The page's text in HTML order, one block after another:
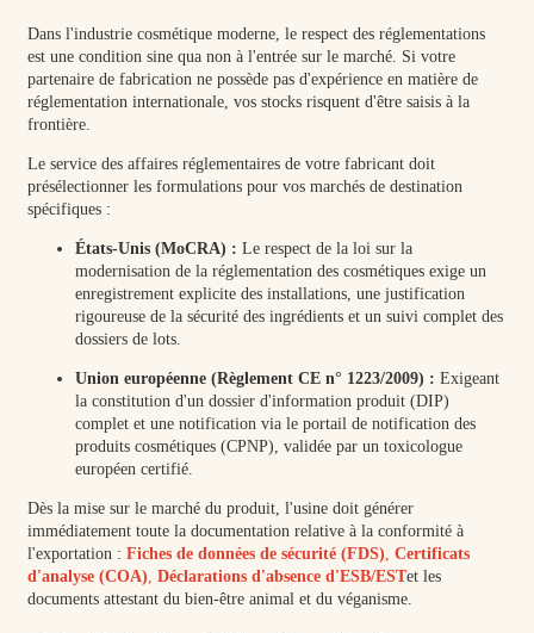
Dans l'industrie cosmétique moderne, le respect des réglementations
est une condition sine qua non à l'entrée sur le marché. Si votre
partenaire de fabrication ne possède pas d'expérience en matière de
réglementation internationale, vos stocks risquent d'être saisis à la
frontière.
Le service des affaires réglementaires de votre fabricant doit
présélectionner les formulations pour vos marchés de destination
spécifiques :
États-Unis (MoCRA) : Le respect de la loi sur la
modernisation de la réglementation des cosmétiques exige un
enregistrement explicite des installations, une justification
rigoureuse de la sécurité des ingrédients et un suivi complet des
dossiers de lots.
Union européenne (Règlement CE n° 1223/2009) : Exigeant
la constitution d'un dossier d'information produit (DIP)
complet et une notification via le portail de notification des
produits cosmétiques (CPNP), validée par un toxicologue
européen certifié.
Dès la mise sur le marché du produit, l'usine doit générer
immédiatement toute la documentation relative à la conformité à
l'exportation : Fiches de données de sécurité (FDS) Certificats
d'analyse (COA) Déclarations d'absence d'ESB/ESTet les
documents attestant du bien-être animal et du véganisme.